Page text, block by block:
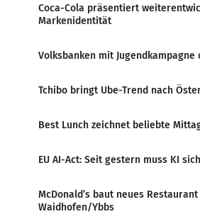
Coca-Cola präsentiert
Markenidentität
Volksbanken mit Jugendkampagne
Tchibo bringt Ube-Trend nach
Best Lunch zeichnet beliebte
EU AI-Act: Seit gestern muss KI
McDonald’s baut neues
Waidhofen/Ybbs